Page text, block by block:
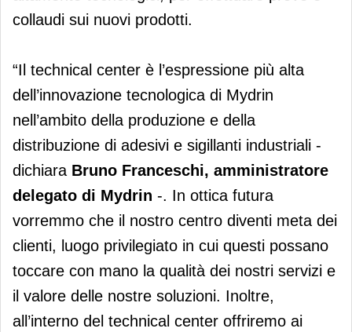
collaudi sui nuovi prodotti.
“Il technical center è l’espressione più alta
dell’innovazione tecnologica di Mydrin
nell’ambito della produzione e della
distribuzione di adesivi e sigillanti industriali -
dichiara Bruno Franceschi, amministratore
delegato di Mydrin -. In ottica futura
vorremmo che il nostro centro diventi meta dei
clienti, luogo privilegiato in cui questi possano
toccare con mano la qualità dei nostri servizi e
il valore delle nostre soluzioni. Inoltre,
all’interno del technical center offriremo ai